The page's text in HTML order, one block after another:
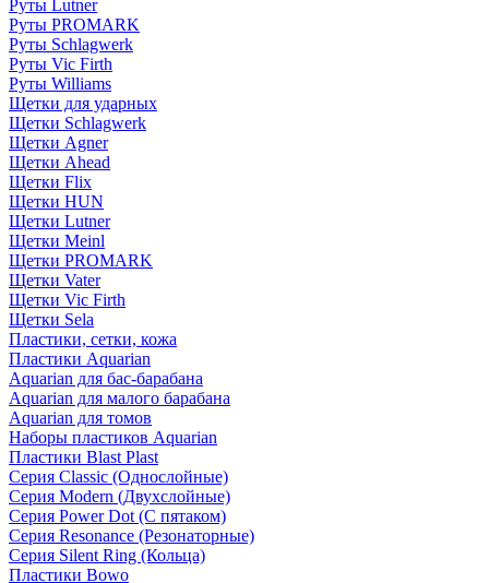
Руты Lutner
Руты PROMARK
Руты Schlagwerk
Руты Vic Firth
Руты Williams
Щетки для ударных
Щетки Schlagwerk
Щетки Agner
Щетки Ahead
Щетки Flix
Щетки HUN
Щетки Lutner
Щетки Meinl
Щетки PROMARK
Щетки Vater
Щетки Vic Firth
Щетки Sela
Пластики, сетки, кожа
Пластики Aquarian
Aquarian для бас-барабана
Aquarian для малого барабана
Aquarian для томов
Наборы пластиков Aquarian
Пластики Blast Plast
Серия Classic (Однослойные)
Серия Modern (Двухслойные)
Серия Power Dot (С пятаком)
Серия Resonance (Резонаторные)
Серия Silent Ring (Кольца)
Пластики Bowo